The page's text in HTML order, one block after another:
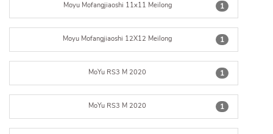
1
Moyu Mofangjiaoshi 11x11 Meilong
1
Moyu Mofangjiaoshi 12X12 Meilong
1
MoYu RS3 M 2020
1
MoYu RS3 M 2020